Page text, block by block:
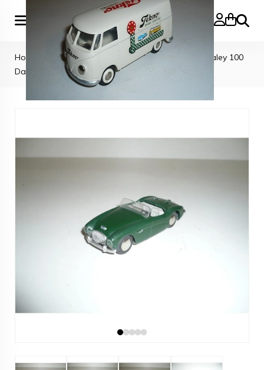
Zoeken
Home TEKNO CARS
Tekno Denmark Austin Healey 100
Dark Green